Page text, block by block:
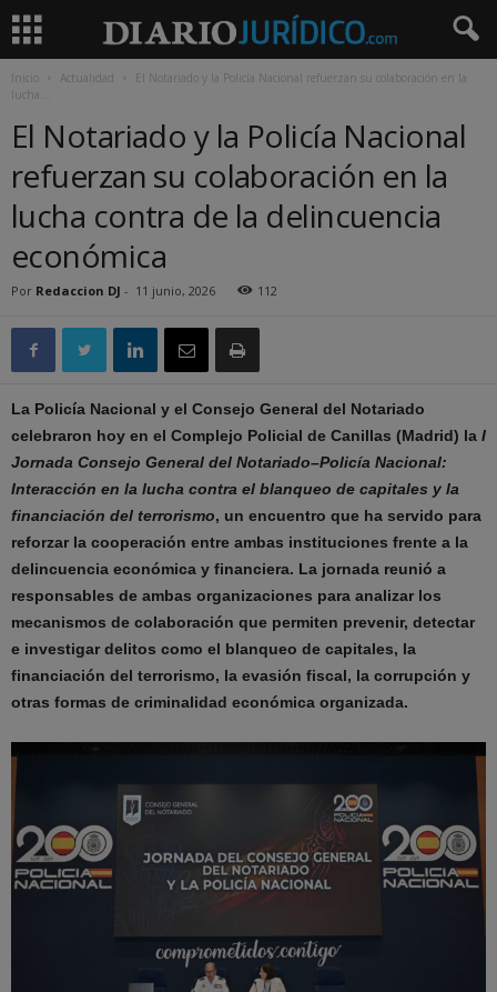
Inicio Actualidad
El Notariado y la Policía Nacional refuerzan su colaboración en la
lucha...
El Notariado y la Policía Nacional
refuerzan su colaboración en la
lucha contra de la delincuencia
económica
Por Redaccion DJ - 11 junio, 2026 112
La Policía Nacional y el Consejo General del Notariado
celebraron hoy en el Complejo Policial de Canillas (Madrid) la I
Jornada Consejo General del Notariado–Policía Nacional:
Interacción en la lucha contra el blanqueo de capitales y la
financiación del terrorismo, un encuentro que ha servido para
reforzar la cooperación entre ambas instituciones frente a la
delincuencia económica y financiera. La jornada reunió a
responsables de ambas organizaciones para analizar los
mecanismos de colaboración que permiten prevenir, detectar
e investigar delitos como el blanqueo de capitales, la
financiación del terrorismo, la evasión fiscal, la corrupción y
otras formas de criminalidad económica organizada.